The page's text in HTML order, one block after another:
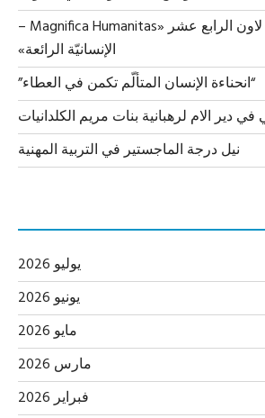
رسالة البابا لاون الرابع عشر «Magnifica Humanitas –
الإنسانيّة الرائعة»
“انحناءة الإنسان المتألّم تكمن في العطاء”
دير الام لرهبانية بنات مريم الكلدانيات
نيل درجة الماجستير في التربية المهنية
يوليو 2026
يونيو 2026
مايو 2026
مارس 2026
فبراير 2026